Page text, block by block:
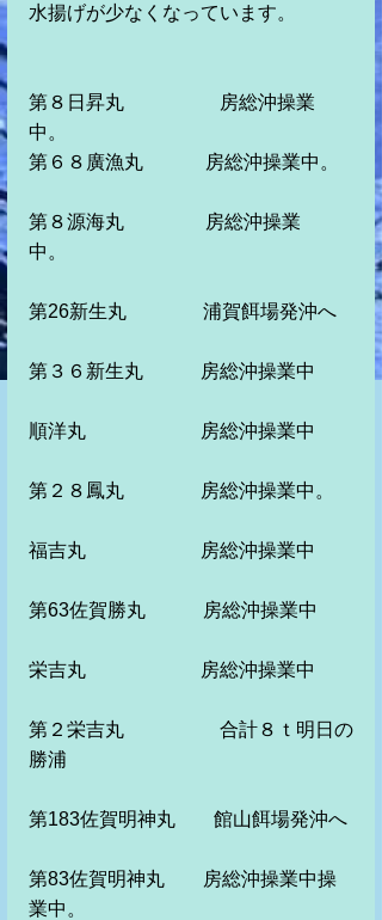
水揚げが少なくなっています。
第８日昇丸　　　　　房総沖操業
中。
第６８廣漁丸　　　 房総沖操業中。
第８源海丸　　　 　房総沖操業
中。
第26新生丸　　　　浦賀餌場発沖へ
第３６新生丸　　　房総沖操業中
順洋丸　　　　　　房総沖操業中
第２８鳳丸　　　　房総沖操業中。
福吉丸　　　　　　房総沖操業中
第63佐賀勝丸　　　房総沖操業中
栄吉丸　　　　　　房総沖操業中
第２栄吉丸　　　　　合計８ｔ明日の
勝浦
第183佐賀明神丸　　館山餌場発沖へ
第83佐賀明神丸　　房総沖操業中操
業中。